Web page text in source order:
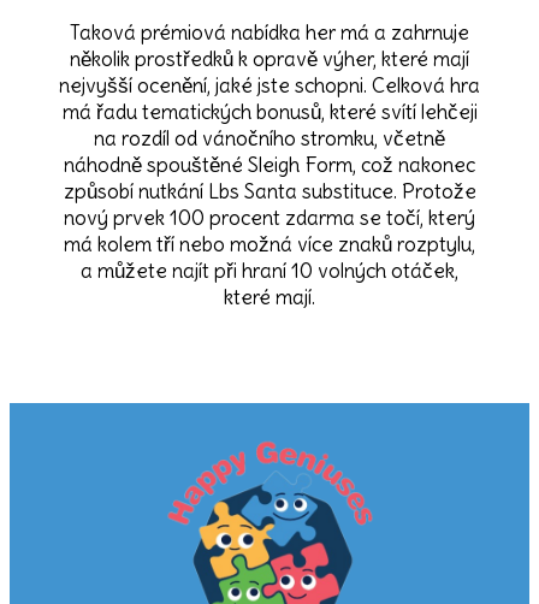
Taková prémiová nabídka her má a zahrnuje
několik prostředků k opravě výher, které mají
nejvyšší ocenění, jaké jste schopni. Celková hra
má řadu tematických bonusů, které svítí lehčeji
na rozdíl od vánočního stromku, včetně
náhodně spouštěné Sleigh Form, což nakonec
způsobí nutkání Lbs Santa substituce. Protože
nový prvek 100 procent zdarma se točí, který
má kolem tří nebo možná více znaků rozptylu,
a můžete najít při hraní 10 volných otáček,
které mají.